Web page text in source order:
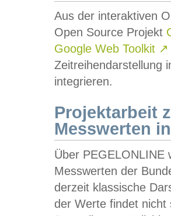
Aus der interaktiven
Open Source Projekt
Google Web Toolkit ↗
Zeitreihendarstellung
integrieren.
Projektarbeit
Messwerten
Über PEGELONLINE
Messwerten der
derzeit klassische
der Werte findet